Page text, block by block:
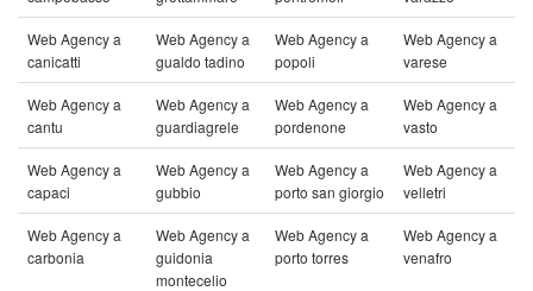
Web Agency a
canicatti
Web Agency a
gualdo tadino
Web Agency a
popoli
Web Agency a
varese
Web Agency a
cantu
Web Agency a
guardiagrele
Web Agency a
pordenone
Web Agency a
vasto
Web Agency a
capaci
Web Agency a
gubbio
Web Agency a
porto san giorgio
Web Agency a
velletri
Web Agency a
carbonia
Web Agency a
guidonia
montecelio
Web Agency a
porto torres
Web Agency a
venafro